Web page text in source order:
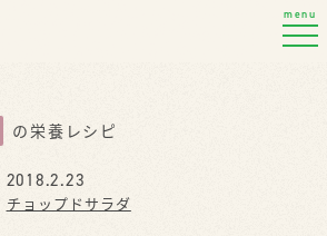
menu
の栄養レシピ
2018.2.23
チョップドサラダ